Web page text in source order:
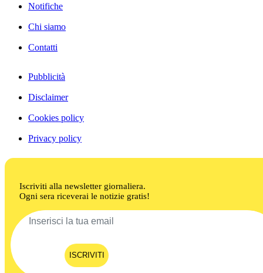
Notifiche
Chi siamo
Contatti
Pubblicità
Disclaimer
Cookies policy
Privacy policy
Iscriviti alla newsletter giornaliera.
Ogni sera riceverai le notizie gratis!
ISCRIVITI